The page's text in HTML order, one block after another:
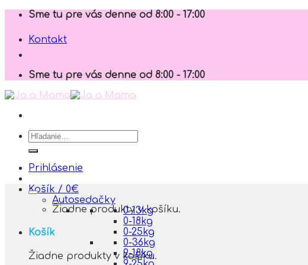
Skip
content
Sme tu pre vás denne od 8:00 - 17:00
Kontakt
Sme tu pre vás denne od 8:00 - 17:00
Hľadať:
Prihlásenie
Košík / 0€
Žiadne produkty v košíku.
Košík
Žiadne produkty v košíku.
Autosedačky
0-13kg
0-18kg
0-25kg
0-36kg
9-18kg